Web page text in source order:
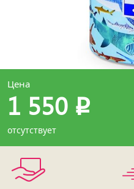
Цена
1 550 p
отсутствует